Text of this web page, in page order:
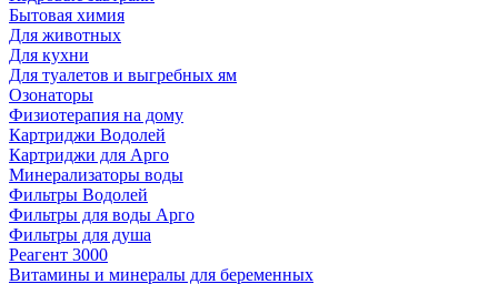
Бытовая химия
Для животных
Для кухни
Для туалетов и выгребных ям
Озонаторы
Физиотерапия на дому
Картриджи Водолей
Картриджи для Арго
Минерализаторы воды
Фильтры Водолей
Фильтры для воды Арго
Фильтры для душа
Реагент 3000
Витамины и минералы для беременных